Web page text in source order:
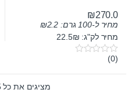
₪270.0
מחיר ל-100 גרם: ₪2.2
מחיר לק"ג: 22.5₪
0
u
(0)
מציגים את כל ⁦15⁩ התוצאות